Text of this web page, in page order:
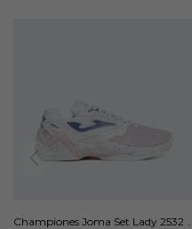
Championes Joma Set Lady 2532 -